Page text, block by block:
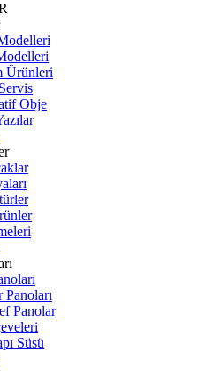
Ürünleri
Obje
Panolar
Süsü